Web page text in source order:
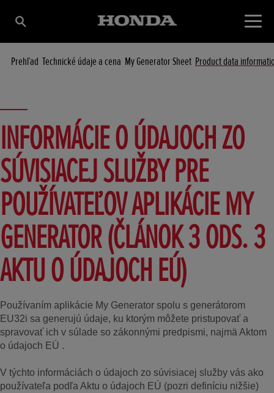
Prehľad Technické údaje a cena My Generator Sheet Product data
INFORMÁCIE O ÚDAJOCH ZO
SÚVISIACEJ SLUŽBY PRE
POUŽÍVATEĽOV APLIKÁCIE MY
GENERATOR (ČLÁNOK 3 ODS. 3
AKTU O ÚDAJOCH EÚ)
Používaním aplikácie My Generator spolu s generátorom
EU32i sa generujú údaje, ku ktorým môžete pristupovať a
spravovať ich v súlade so zákonnými predpismi, najmä Aktom
o údajoch EÚ .
V týchto informáciách o údajoch zo súvisiacej služby vás ako
používateľa podľa Aktu o údajoch EÚ (pozri definíciu nižšie)